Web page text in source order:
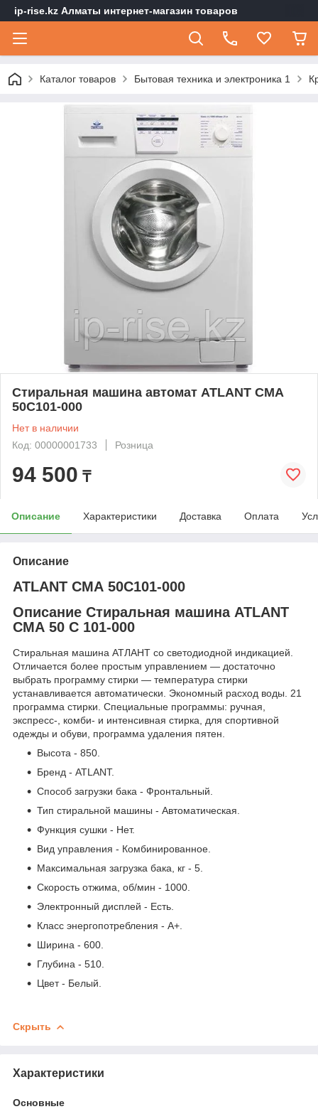
ip-rise.kz Алматы интернет-магазин товаров
Каталог товаров Бытовая техника и электроника 1
Стиральная машина автомат ATLANT СМА
50С101-000
Нет в наличии
Код: 00000001733
Розница
94 500 ₸
Описание Характеристики Доставка Оплата
Описание
ATLANT СМА 50С101-000
Описание Стиральная машина ATLANT
СМА 50 С 101-000
Стиральная машина АТЛАНТ со светодиодной индикацией.
Отличается более простым управлением — достаточно
выбрать программу стирки — температура стирки
устанавливается автоматически. Экономный расход воды. 21
программа стирки. Специальные программы: ручная,
экспресс-, комби- и интенсивная стирка, для спортивной
одежды и обуви, программа удаления пятен.
Высота - 850.
Бренд - ATLANT.
Способ загрузки бака - Фронтальный.
Тип стиральной машины - Автоматическая.
Функция сушки - Нет.
Вид управления - Комбинированное.
Максимальная загрузка бака, кг - 5.
Скорость отжима, об/мин - 1000.
Электронный дисплей - Есть.
Класс энергопотребления - А+.
Ширина - 600.
Глубина - 510.
Цвет - Белый.
Скрыть
Характеристики
Основные